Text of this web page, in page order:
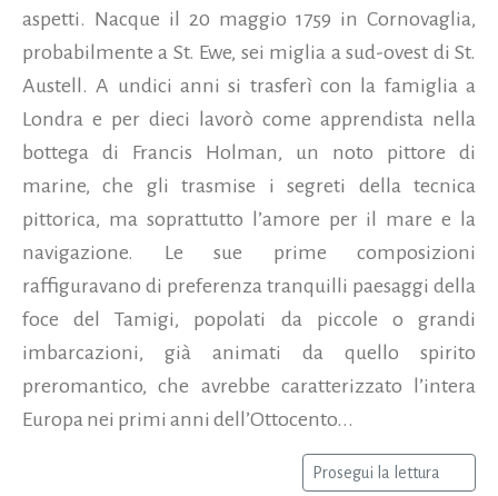
aspetti. Nacque il 20 maggio 1759 in Cornovaglia,
probabilmente a St. Ewe, sei miglia a sud-ovest di St.
Austell. A undici anni si trasferì con la famiglia a
Londra e per dieci lavorò come apprendista nella
bottega di Francis Holman, un noto pittore di
marine, che gli trasmise i segreti della tecnica
pittorica, ma soprattutto l’amore per il mare e la
navigazione. Le sue prime composizioni
raffiguravano di preferenza tranquilli paesaggi della
foce del Tamigi, popolati da piccole o grandi
imbarcazioni, già animati da quello spirito
preromantico, che avrebbe caratterizzato l’intera
Europa nei primi anni dell’Ottocento...
Prosegui la lettura